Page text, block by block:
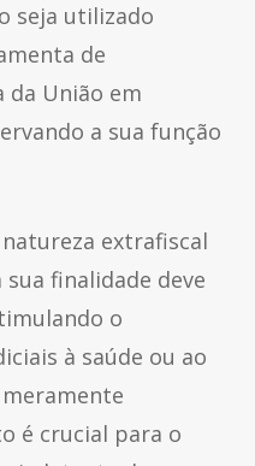
seja utilizado
de
da União em
a sua função
extrafiscal
finalidade deve
o
à saúde ou ao
é crucial para o